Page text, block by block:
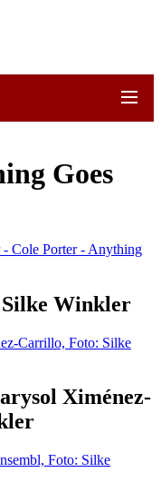
Goes
Winkler
Ximénez-